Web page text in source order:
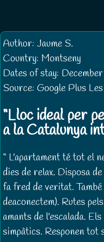
Author: Jaume S.
Country: Montseny
Dates of stay:
Source: Google Plus
Lloc ideal per
a la Catalunya
L'apartament té tot el
dies de relax. Disposa
fa fred de veritat.
deaconectem). Rutes
amants de l'escalada.
simpàtics. Responen tot